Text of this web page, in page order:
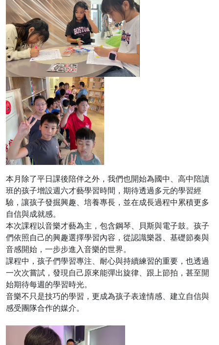
本月除了平日課後陪伴之外，我們也開始為國中、高中陪讀
班的孩子增設週六才藝學習時間，期待透過多元的學習經
驗，讓孩子發掘興趣、培養專長，並在成長過程中累積更多
自信與成就感。
本次課程以音樂才藝為主，包含鋼琴、貝斯與電子鼓。孩子
們依照自己的興趣選擇學習內容，從認識樂器、基礎節奏與
音感開始，一步步進入音樂的世界。
課程中，孩子們學習專注、耐心與持續練習的重要，也透過
一次次嘗試，發現自己原來能彈出旋律、跟上節拍，甚至開
始期待每週的學習時光。
音樂不只是技巧的學習，更成為孩子表達情感、建立自信與
感受團隊合作的媒介。